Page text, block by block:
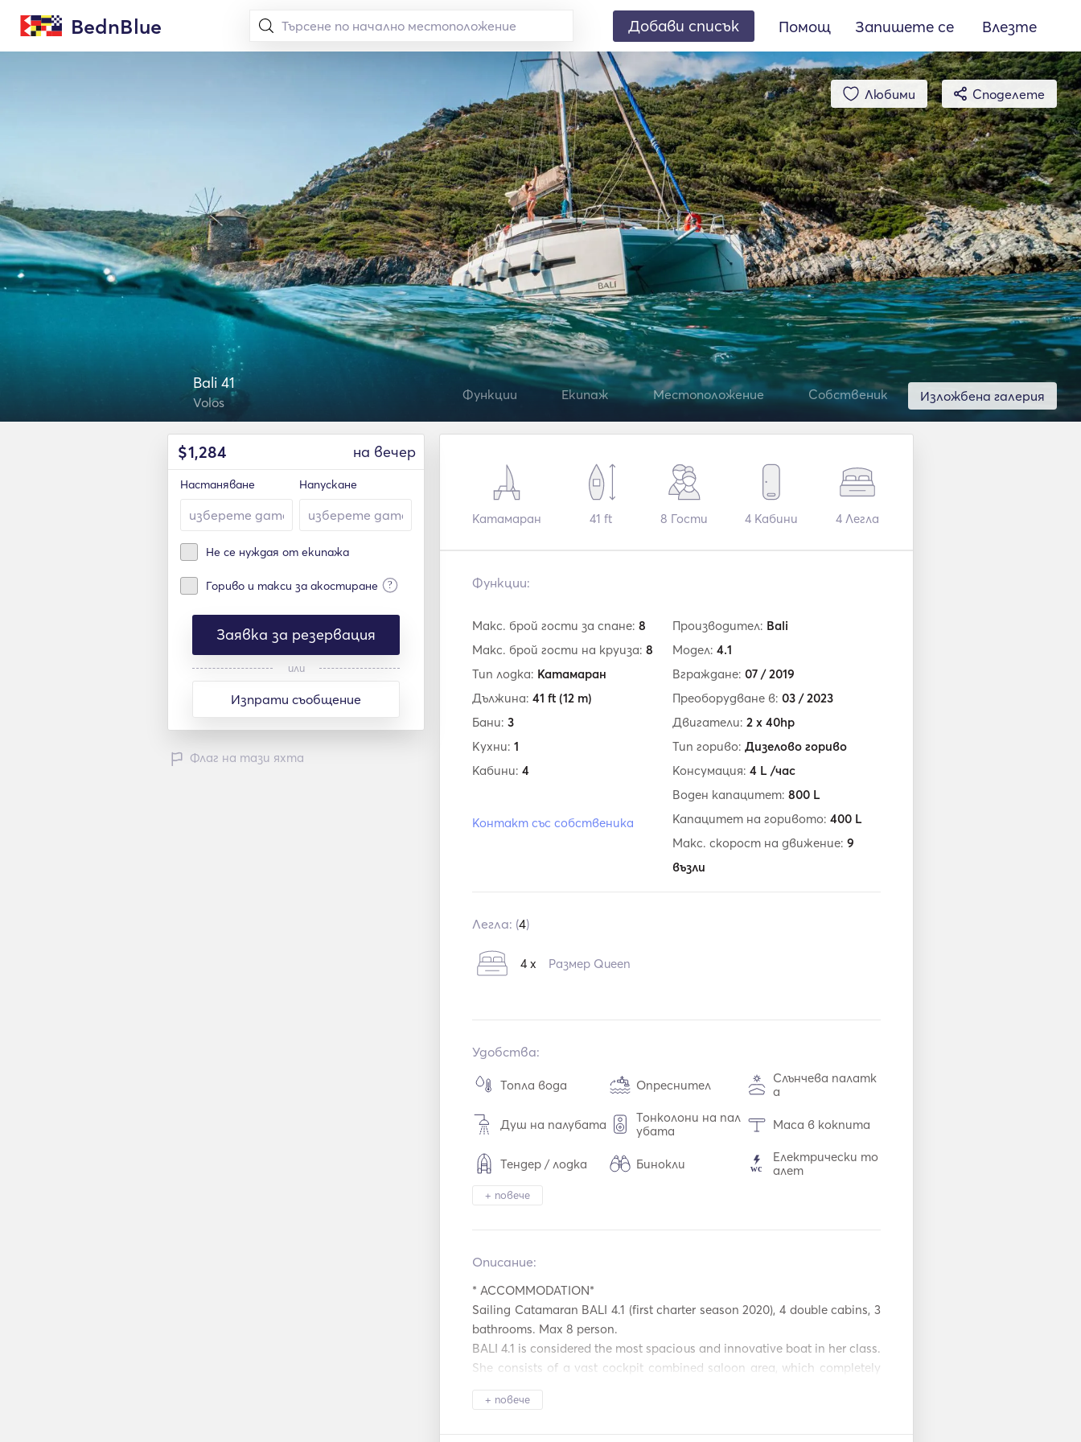
BednBlue Добави списък Помощ Запишете се Влезте
Любими Споделете
Изложбена галерия
Bali 41
Volos Функции Екипаж Местоположение Собственик
$1,284 на вечер
Настаняване Напускане
Не се нуждая от екипажа
Гориво и такси за акостиране ?
Заявка за резервация
или
Изпрати съобщение
Флаг на тази яхта
Катамаран 41 ft 8 Гости 4Кабини 4Легла
Функции:
Макс. брой гости за спане: 8
Макс. брой гости на круиза: 8
Тип лодка: Катамаран
Дължина: 41 ft (12 m)
Бани: 3
Кухни: 1
Кабини: 4
Контакт със собственика
Производител: Bali
Модел: 4.1
Вграждане: 07 / 2019
Преоборудване в: 03 / 2023
Двигатели: 2 x 40hp
Тип гориво: Дизелово гориво
Консумация: 4 L /час
Воден капацитет: 800 L
Капацитет на горивото: 400 L
Макс. скорост на движение: 9
възли
Легла: (4)
4 x Размер Queen
Удобства:
Топла вода Опреснител
Слънчева палатк
а
Душ на палубата
Тонколони на пал
убата
Маса в кокпита
Тендер / лодка Бинокли
Електрически то
алет
Система за защи
Тостер TV WiFi
Свързване с USB
Mp3 плейър / рад
ио / CD
Сешоар за коса
Слънчеви панели
+ повече
Описание:
* ACCOMMODATION*
Sailing Catamaran BALI 4.1 (first charter season 2020), 4 double cabins, 3
bathrooms. Max 8 person.
BALI 4.1 is considered the most spacious and innovative boat in her class.
She consists of a vast cockpit combined saloon area, which completely
windows for optimal ventilation both at sea and at anchor.
+ повече